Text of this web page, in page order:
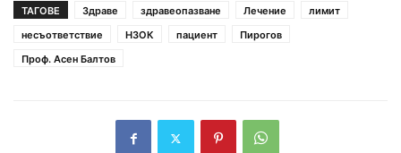
ТАГОВЕ Здраве здравеопазване Лечение
лимит
несъответствие
НЗОК пациент
Пирогов
Проф. Асен Балтов